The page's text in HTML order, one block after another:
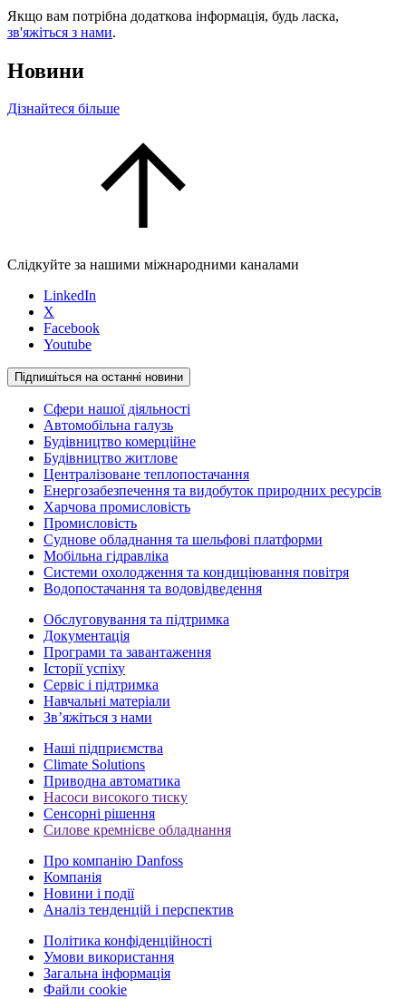
Якщо вам потрібна додаткова інформація, будь ласка,
зв'яжіться з нами.
Новини
Дізнайтеся більше
Слідкуйте за нашими міжнародними каналами
LinkedIn
X
Facebook
Youtube
Підпишіться на останні новини
Сфери нашої діяльності
Автомобільна галузь
Будівництво комерційне
Будівництво житлове
Централізоване теплопостачання
Енергозабезпечення та видобуток природних ресурсів
Харчова промисловість
Промисловість
Суднове обладнання та шельфові платформи
Мобільна гідравліка
Системи охолодження та кондиціювання повітря
Водопостачання та водовідведення
Обслуговування та підтримка
Документація
Програми та завантаження
Історії успіху
Сервіс і підтримка
Навчальні матеріали
Зв’яжіться з нами
Наші підприємства
Climate Solutions
Приводна автоматика
Насоси високого тиску
Сенсорні рішення
Силове кремнієве обладнання
Про компанію Danfoss
Компанія
Новини і події
Аналіз тенденцій і перспектив
Політика конфіденційності
Умови використання
Загальна інформація
Файли cookie